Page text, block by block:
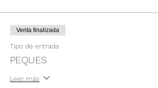
Venta finalizada
Tipo de entrada
PEQUES
Leer más